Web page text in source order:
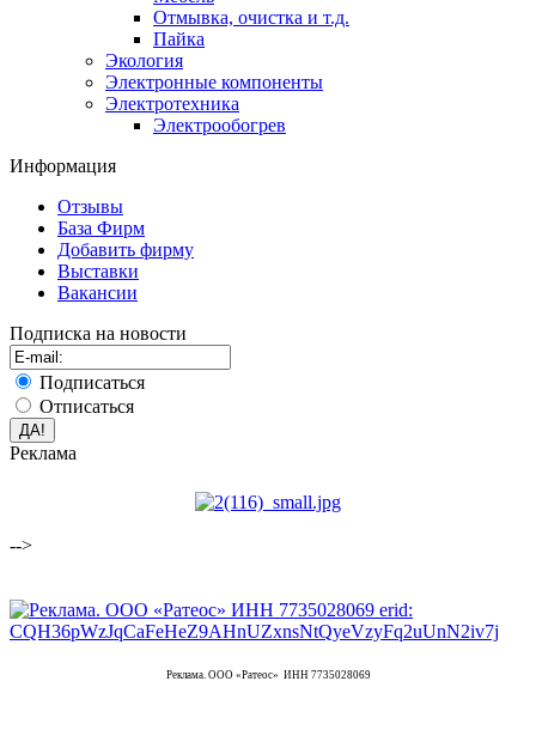
Отмывка, очистка и т.д.
Пайка
Экология
Электронные компоненты
Электротехника
Электрообогрев
Информация
Отзывы
База Фирм
Добавить фирму
Выставки
Вакансии
Подписка на новости
Подписаться
Отписаться
Реклама
-->
Реклама. ООО «Ратеос» ИНН 7735028069